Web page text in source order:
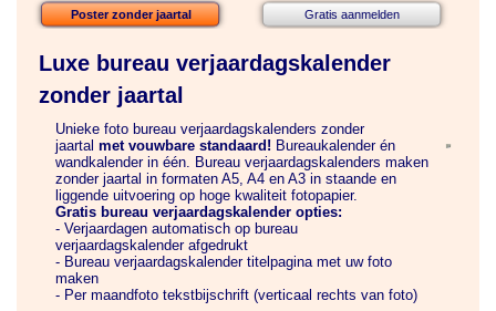
Poster zonder jaartal Gratis aanmelden
Luxe bureau verjaardagskalender
zonder jaartal
Unieke foto bureau verjaardagskalenders zonder
jaartal met vouwbare standaard! Bureaukalender én
wandkalender in één. Bureau verjaardagskalenders maken
zonder jaartal in formaten A5, A4 en A3 in staande en
liggende uitvoering op hoge kwaliteit fotopapier.
Gratis bureau verjaardagskalender opties:
- Verjaardagen automatisch op bureau
verjaardagskalender afgedrukt
- Bureau verjaardagskalender titelpagina met uw foto
maken
- Per maandfoto tekstbijschrift (verticaal rechts van foto)